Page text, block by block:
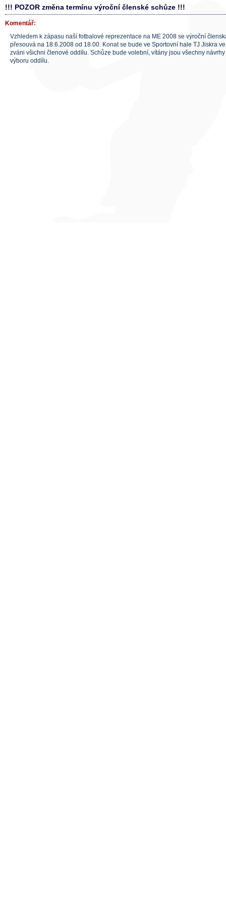
!!! POZOR změna termínu výroční členské schůze !!!
Komentář:
Vzhledem k zápasu naší fotbalové reprezentace na ME 2008 se výroční
přesouvá na 18.6.2008 od 18.00. Konat se bude ve Sportovní hale TJ Jiskra
zváni všichni členové oddílu. Schůze bude volební, vítány jsou všechny
výboru oddílu.